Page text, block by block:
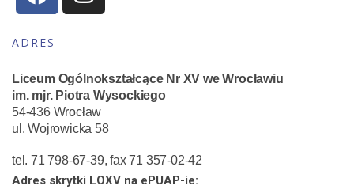
ADRES
Liceum Ogólnokształcące Nr XV we Wrocławiu
im. mjr. Piotra Wysockiego
54-436 Wrocław
ul. Wojrowicka 58
tel. 71 798-67-39, fax 71 357-02-42
Adres skrytki LOXV na ePUAP-ie: